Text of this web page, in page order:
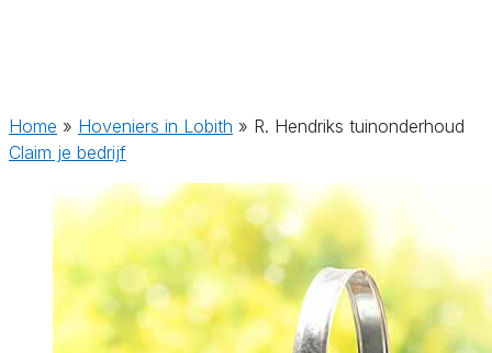
Home » Hoveniers in Lobith » R. Hendriks tuinonderhoud
Claim je bedrijf